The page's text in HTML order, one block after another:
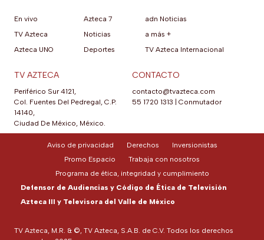
En vivo
TV Azteca
Azteca UNO
Azteca 7
Noticias
Deportes
adn Noticias
a más +
TV Azteca Internacional
TV AZTECA
Periférico Sur 4121,
Col. Fuentes Del Pedregal, C.P.
14140,
Ciudad De México, México.
CONTACTO
contacto@tvazteca.com
55 1720 1313 | Conmutador
TV Azteca, M.R. & ©, TV Azteca, S.A.B. de C.V. Todos los derechos
Aviso de privacidad Derechos
Inversionistas
Promo Espacio
Trabaja con nosotros
Programa de ética, integridad y cumplimiento
Defensor de Audiencias y Código de Ética de Televisión
Azteca III y Televisora del Valle de México